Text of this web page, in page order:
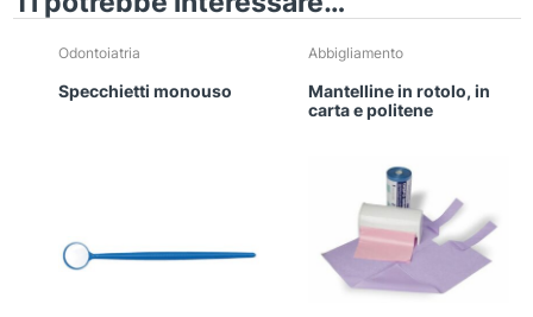
Odontoiatria
Specchietti monouso
Abbigliamento
Mantelline in rotolo, in
carta e politene